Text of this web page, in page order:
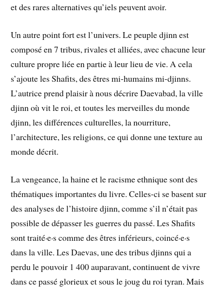
et des rares alternatives qu’iels peuvent avoir.
Un autre point fort est l’univers. Le peuple djinn est
composé en 7 tribus, rivales et alliées, avec chacune leur
culture propre liée en partie à leur lieu de vie. A cela
s’ajoute les Shafits, des êtres mi-humains mi-djinns.
L’autrice prend plaisir à nous décrire Daevabad, la ville
djinn où vit le roi, et toutes les merveilles du monde
djinn, les différences culturelles, la nourriture,
l’architecture, les religions, ce qui donne une texture au
monde décrit.
La vengeance, la haine et le racisme ethnique sont des
thématiques importantes du livre. Celles-ci se basent sur
des analyses de l’histoire djinn, comme s’il n’était pas
possible de dépasser les guerres du passé. Les Shafits
sont traité·e·s comme des êtres inférieurs, coincé·e·s
dans la ville. Les Daevas, une des tribus djinns qui a
perdu le pouvoir 1 400 auparavant, continuent de vivre
dans ce passé glorieux et sous le joug du roi tyran. Mais